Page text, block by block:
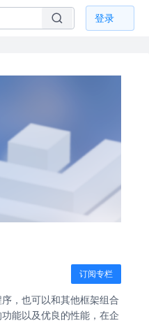
登录
订阅专栏
，也可以和其他框架组合
能以及优良的性能，在企